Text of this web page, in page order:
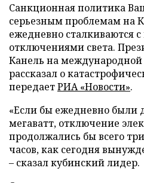
Санкционная политика
серьезным проблемам на
ежедневно сталкиваются
отключениями света.
Канель на международной
рассказал о
передаетРИА «Новости».
«Если бы ежедневно были
мегаватт, отключение
продолжались бы всего
часов, как сегодня
– сказал кубинский лидер.